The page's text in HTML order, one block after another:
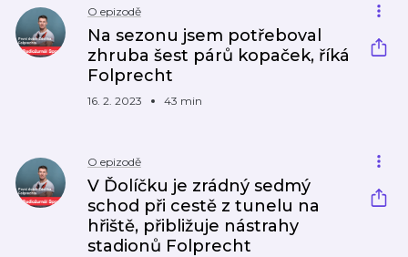
O epizodě
Na sezonu jsem potřeboval
zhruba šest párů kopaček, říká
Folprecht
16. 2. 2023 43 min
O epizodě
V Ďolíčku je zrádný sedmý
schod při cestě z tunelu na
hřiště, přibližuje nástrahy
stadionů Folprecht